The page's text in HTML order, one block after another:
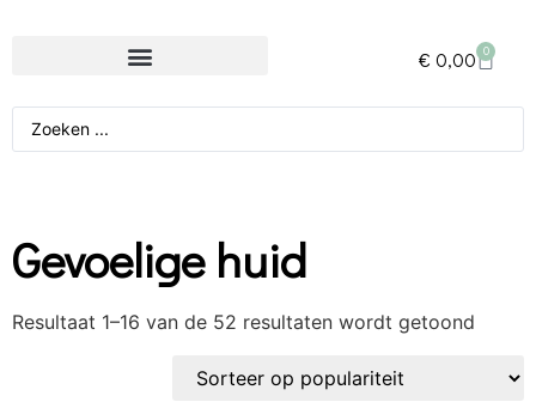
€ 0,00 0
Gevoelige huid
Resultaat 1–16 van de 52 resultaten wordt getoond